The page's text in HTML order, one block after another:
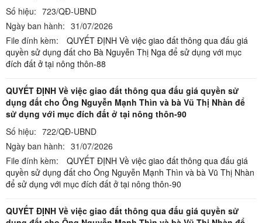
Số hiệu: 723/QĐ-UBND
Ngày ban hành: 31/07/2026
File đính kèm:
QUYẾT ĐỊNH Về việc giao đất thông qua đấu giá
quyền sử dụng đất cho Bà Nguyễn Thị Nga để sử dụng với mục
đích đất ở tại nông thôn-88
QUYẾT ĐỊNH Về việc giao đất thông qua đấu giá quyền sử
dụng đất cho Ông Nguyễn Mạnh Thìn và bà Vũ Thị Nhàn để
sử dụng với mục đích đất ở tại nông thôn-90
Số hiệu: 722/QĐ-UBND
Ngày ban hành: 31/07/2026
File đính kèm:
QUYẾT ĐỊNH Về việc giao đất thông qua đấu giá
quyền sử dụng đất cho Ông Nguyễn Mạnh Thìn và bà Vũ Thị Nhàn
để sử dụng với mục đích đất ở tại nông thôn-90
QUYẾT ĐỊNH Về việc giao đất thông qua đấu giá quyền sử